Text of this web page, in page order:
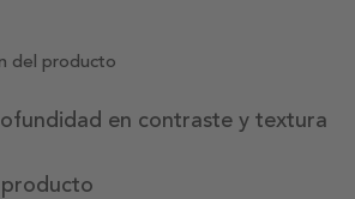
del producto
en contraste y textura